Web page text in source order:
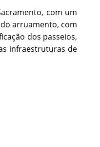
com um
arruamento, com
dos passeios,
infraestruturas de